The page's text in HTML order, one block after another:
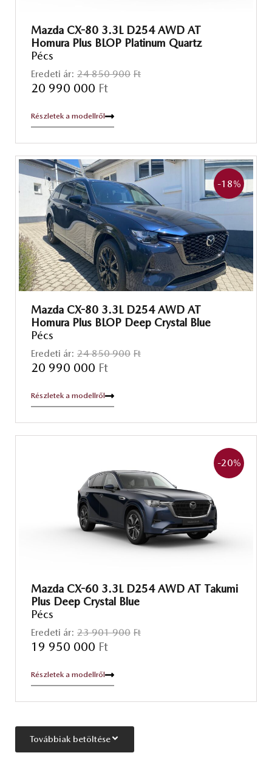
Mazda CX-80 3.3L D254 AWD AT
Homura Plus BLOP Platinum Quartz
Pécs
Eredeti ár: 24 850 900 Ft
20 990 000 Ft
Részletek a modellről
-18%
Mazda CX-80 3.3L D254 AWD AT
Homura Plus BLOP Deep Crystal Blue
Pécs
Eredeti ár: 24 850 900 Ft
20 990 000 Ft
Részletek a modellről
-20%
Mazda CX-60 3.3L D254 AWD AT Takumi
Plus Deep Crystal Blue
Pécs
Eredeti ár: 23 901 900 Ft
19 950 000 Ft
Részletek a modellről
Továbbiak betöltése